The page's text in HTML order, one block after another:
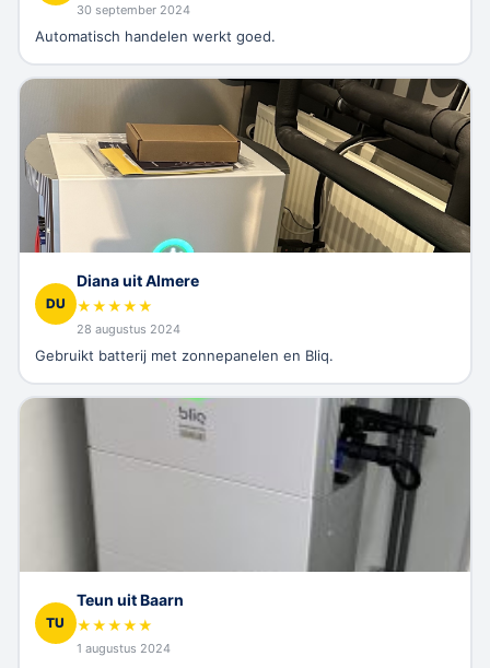
30 september 2024
Automatisch handelen werkt goed.
DU
Diana uit Almere
★★★★★
28 augustus 2024
Gebruikt batterij met zonnepanelen en Bliq.
TU
Teun uit Baarn
★★★★★
1 augustus 2024